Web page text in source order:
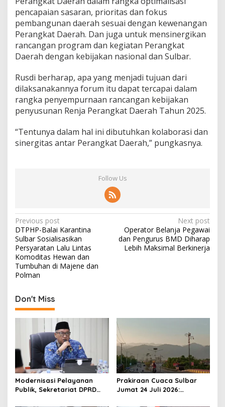
pencapaian sasaran, prioritas dan fokus
pembangunan daerah sesuai dengan kewenangan
Perangkat Daerah. Dan juga untuk mensinergikan
rancangan program dan kegiatan Perangkat
Daerah dengan kebijakan nasional dan Sulbar.
Rusdi berharap, apa yang menjadi tujuan dari
dilaksanakannya forum itu dapat tercapai dalam
rangka penyempurnaan rancangan kebijakan
penyusunan Renja Perangkat Daerah Tahun 2025.
“Tentunya dalam hal ini dibutuhkan kolaborasi dan
sinergitas antar Perangkat Daerah,” pungkasnya.
Follow Us
P
o
s
t
n
a
v
i
a
t
i
o
Previous post
DTPHP-Balai Karantina
Sulbar Sosialisasikan
Persyaratan Lalu Lintas
Komoditas Hewan dan
Tumbuhan di Majene dan
Polman
Next post
Operator Belanja Pegawai
dan Pengurus BMD Diharap
Lebih Maksimal Berkinerja
Don't Miss
Modernisasi Pelayanan
Publik, Sekretariat DPRD
Prakiraan Cuaca Sulbar
Jumat 24 Juli 2026: